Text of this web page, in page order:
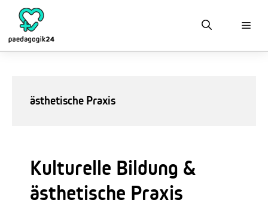
Inhalt
springen
ästhetische Praxis
Kulturelle Bildung &
ästhetische Praxis